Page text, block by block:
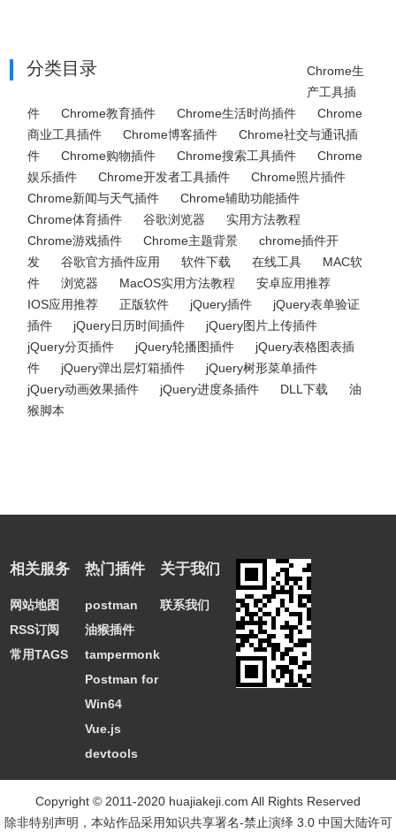
分类目录
Chrome生
产工具插
件
Chrome教育插件 Chrome生活时尚插件
Chrome
商业工具插件
Chrome博客插件
Chrome社交与通讯插
件
Chrome购物插件 Chrome搜索工具插件
Chrome
娱乐插件
Chrome开发者工具插件
Chrome照片插件
Chrome新闻与天气插件
Chrome辅助功能插件
Chrome体育插件
谷歌浏览器
实用方法教程
Chrome游戏插件
Chrome主题背景
chrome插件开
发
谷歌官方插件应用 软件下载 在线工具
MAC软
件
浏览器 MacOS实用方法教程
安卓应用推荐
IOS应用推荐
正版软件 jQuery插件
jQuery表单验证
插件
jQuery日历时间插件
jQuery图片上传插件
jQuery分页插件
jQuery轮播图插件
jQuery表格图表插
件
jQuery弹出层灯箱插件
jQuery树形菜单插件
jQuery动画效果插件
jQuery进度条插件 DLL下载
油
猴脚本
相关服务
网站地图
RSS订阅
常用TAGS
热门插件
postman
油猴插件
tampermonkey
Postman for
Win64
Vue.js
devtools
关于我们
联系我们
Copyright © 2011-2020 huajiakeji.com All Rights Reserved
除非特别声明，本站作品采用知识共享署名-禁止演绎 3.0 中国大陆许可